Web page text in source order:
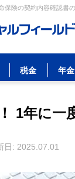
保険の契約内容確認書
税金 年金
1年に一
日: 2025.07.01